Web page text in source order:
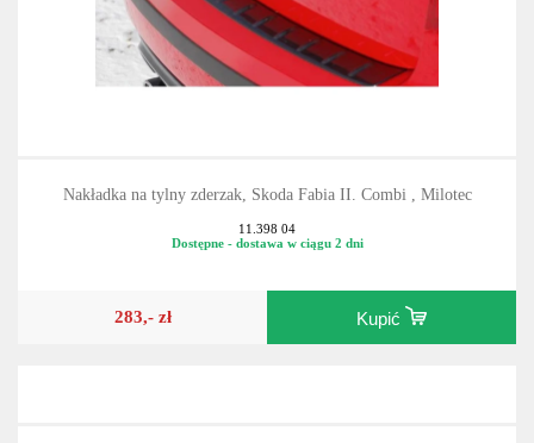
Nakładka na tylny zderzak, Skoda Fabia II. Combi , Milotec
11.398 04
Dostępne - dostawa w ciągu 2 dni
283,- zł Kupić